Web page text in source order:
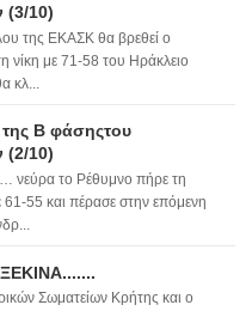
(3/10)
της ΕΚΑΣΚ θα βρεθεί ο
νίκη με 71-58 του Ηράκλειο
κλ...
Β φάσηςτου
(2/10)
νεύρα το Ρέθυμνο πήρε τη
55 και πέρασε στην επόμενη
Σωματείων Κρήτης και ο